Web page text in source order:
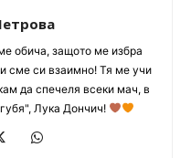
обича, защото ме избра
сме си взаимно! Тя ме учи
да спечеля всеки мач, в
Лука Дончич!